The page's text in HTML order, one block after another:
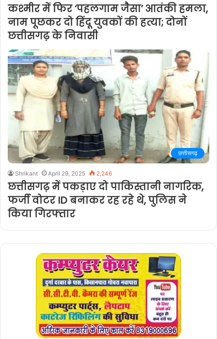
कश्मीर में फिर ‘पहलगाम जैसा’ आतंकी हमला,
नाम पूछकर दो हिंदू युवकों की हत्या; दोनों
छत्तीसगढ़ के निवासी
छत्तीसगढ़
Shrikant April 29, 2025 2,246
छत्तीसगढ़ में पकड़ाए दो पाकिस्तानी नागरिक,
फर्जी वोटर ID बनाकर रह रहे थे, पुलिस ने
किया गिरफ्तार